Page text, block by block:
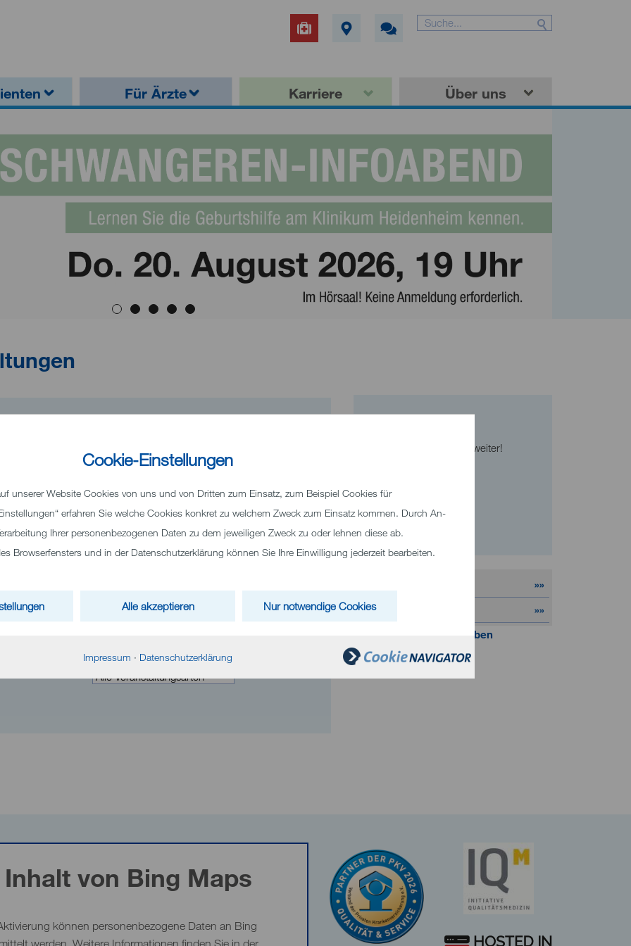
Cookie-Einstellungen
unserer Website Cookies von uns und von Dritten zum Einsatz, zum Beispiel Cookies für
erfahren Sie welche Cookies konkret zu welchem Zweck zum Einsatz kommen. Durch An-
Ihrer personenbezogenen Daten zu dem jeweiligen Zweck zu oder lehnen diese ab.
Browserfensters und in der Datenschutzerklärung können Sie Ihre Einwilligung jederzeit bearbeiten.
Alle akzeptieren Nur notwendige Cookies
Impressum · Datenschutzerklärung
Über uns
Karriere
Für Ärzte
Medizin.
aus dem Klinikum Heidenheim informieren.
das PDF-Formular bitte aus, speichern Sie Ihre Angaben, und
die gespeicherte Datei anschließend per E-Mail an
zur Veranstaltung (143,27 KB)
Kontakt
Wir helfen Ihnen gerne weiter!
E-Mail senden
»»
««
»»
Kalenderauswahl aufheben
Inhalt von Bing Maps
können personenbezogene Daten an Bing